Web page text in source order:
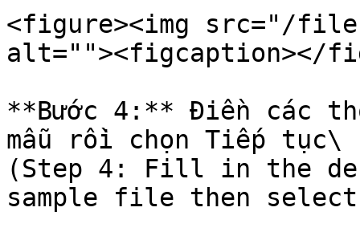
<figure><img src="/files/
alt=""><figcaption></
**Bước 4:** Điền các
mẫu rồi chọn Tiếp tục\
(Step 4: Fill in the
sample file then select